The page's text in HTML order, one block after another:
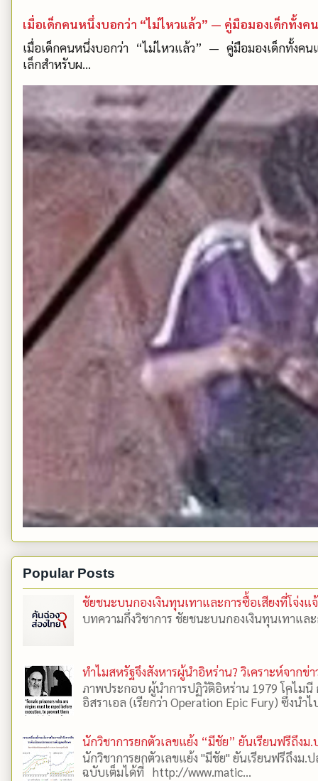
เมื่อเด็กคนหนึ่งบอกว่า “ไม่ไหวแล้ว” — คู่มือมองเด็กทั้ง
เมื่อเด็กคนหนึ่งบอกว่า “ไม่ไหวแล้ว” — คู่มือมองเด็กทั้งค
เล็กสำหรับผ...
Popular Posts
ชัยชนะบนกองเงินทุนเทาและการซื้อเสียงที่โจ่งแ
บทความกึ่งวิชาการ ชัยชนะบนกองเงินทุนเทาและ
ทำไมสหรัฐจึงสังหารผู้นำอิหร่าน? วิเคราะห์จากข่า
ภาพประกอบ ผู้นำการปฏิวัติอิหร่าน 1979 โคไมนี
อิสราเอล (เรียกว่า Operation Epic Fury) ซึ่งนำไ
นักวิชาการยกตัวเลขแย้ง “มีชัย” ยันเรียนฟรีถึงม
นักวิชาการยกตัวเลขแย้ง "มีชัย" ยันเรียนฟรีถึงม.
ฉบับเต็มได้ที่ http://www.matic...